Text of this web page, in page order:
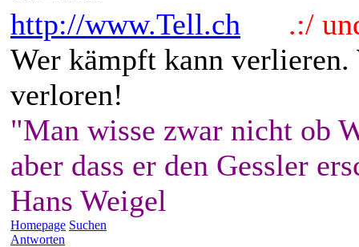
http://www.Tell.ch
.:/
Wer kämpft kann
verloren!
"Man wisse zwar nicht ob
aber dass er den Gessler
Hans Weigel
Homepage Suchen
Antworten